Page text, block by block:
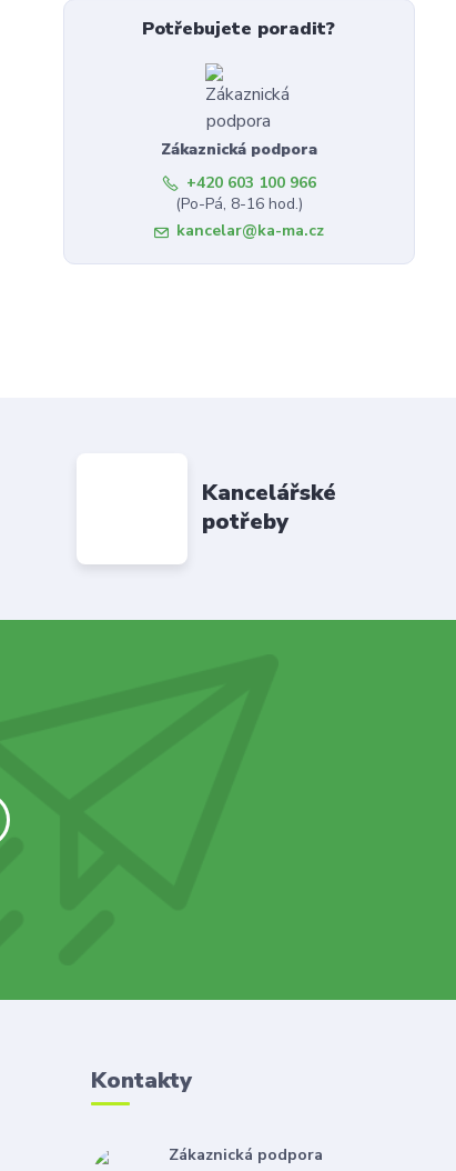
Potřebujete poradit?
Zákaznická podpora
+420 603 100 966
(Po-Pá, 8-16 hod.)
kancelar@ka-ma.cz
Kancelářské
potřeby
Kontakty
Zákaznická podpora